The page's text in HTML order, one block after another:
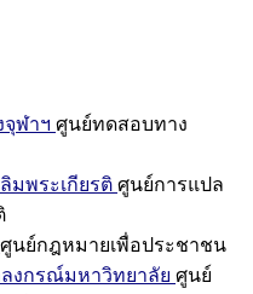
ฬาฯ ศูนย์ทดสอบทาง
มพระเกียรติ ศูนย์การแปล
ศูนย์กฎหมายเพื่อประชาชน
งกรณ์มหาวิทยาลัย ศูนย์